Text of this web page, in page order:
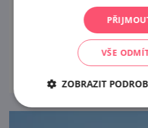
baroko. I proto je
VŠE
ZOBRAZIT